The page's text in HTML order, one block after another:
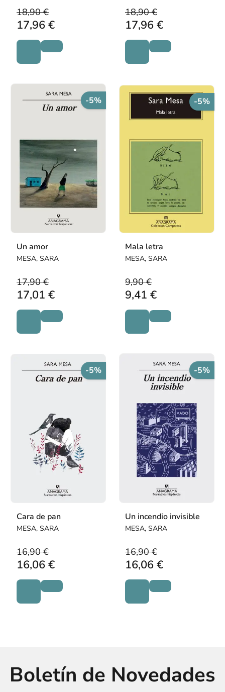
18,90 €
17,96 €
18,90 €
17,96 €
-5%
Un amor
MESA, SARA
17,90 €
17,01 €
-5%
Mala letra
MESA, SARA
9,90 €
9,41 €
-5%
Cara de pan
MESA, SARA
16,90 €
16,06 €
-5%
Un incendio invisible
MESA, SARA
16,90 €
16,06 €
Boletín de Novedades